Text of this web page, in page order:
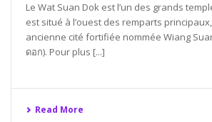
Le Wat Suan Dok est l’un des grands
est situé à l’ouest des remparts
ancienne cité fortifiée nommée Wiang
ดอก). Pour plus [...]
Read More